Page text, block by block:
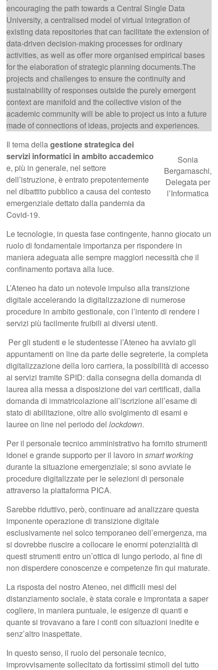
encouraging the path towards a Central Single Data
University, a centralised model of virtual integration of
existing data repositories that can facilitate the extension of
data-driven decision-making processes for ordinary
activities, as well as offer more organised empirical bases
for the elaboration of strategic planning documents.The
projects and challenges to ensure the continuity and
sustainability of responses outside the purely emergent
context are manifold and the collective vision of the
academic community will be able to project us into a future
made of connections of ideas, projects and experiences.
Sonia
Bergamaschi,
Delegata per
l’Informatica
Il tema dellagestione strategica dei
servizi informatici in ambito accademico
e, più in generale, nel settore
dell’istruzione, è entrato prepotentemente
nel dibattito pubblico a causa del contesto
emergenziale dettato dalla pandemia da
Covid-19.
Le tecnologie, in questa fase contingente, hanno giocato un
ruolo di fondamentale importanza per rispondere in
maniera adeguata alle sempre maggiori necessità che il
confinamento portava alla luce.
L’Ateneo ha dato un notevole impulso alla transizione
digitale accelerando la digitalizzazione di numerose
procedure in ambito gestionale, con l’intento di rendere i
servizi più facilmente fruibili ai diversi utenti.
Per gli studenti e le studentesse l’Ateneo ha avviato gli
appuntamenti on line da parte delle segreterie, la completa
digitalizzazione della loro carriera, la possibilità di accesso
ai servizi tramite SPID: dalla consegna della domanda di
laurea alla messa a disposizione dei vari certificati, dalla
domanda di immatricolazione all’iscrizione all’esame di
stato di abilitazione, oltre allo svolgimento di esami e
lauree on line nel periodo dellockdown.
Per il personale tecnico amministrativo ha fornito strumenti
idonei e grande supporto per il lavoro insmart working
durante la situazione emergenziale; si sono avviate le
procedure digitalizzate per le selezioni di personale
attraverso la piattaforma PICA.
Sarebbe riduttivo, però, continuare ad analizzare questa
imponente operazione di transizione digitale
esclusivamente nel solco temporaneo dell’emergenza, ma
si dovrebbe riuscire a collocare le enormi potenzialità di
questi strumenti entro un’ottica di lungo periodo, al fine di
non disperdere conoscenze e competenze fin qui maturate.
La risposta del nostro Ateneo, nei difficili mesi del
distanziamento sociale, è stata corale e improntata a saper
cogliere, in maniera puntuale, le esigenze di quanti e
quante si trovavano a fare i conti con situazioni inedite e
senz’altro inaspettate.
In questo senso, il ruolo del personale tecnico,
improvvisamente sollecitato da fortissimi stimoli del tutto